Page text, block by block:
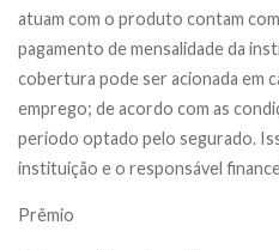
atuam com o produto contam
pagamento de mensalidade da
cobertura pode ser acionada em
emprego; de acordo com as
período optado pelo segurado.
instituição e o responsável
Prêmio